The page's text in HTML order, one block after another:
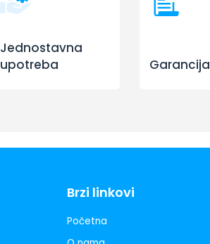
Jednostavna
upotreba
Garancija
Brzi linkovi
Početna